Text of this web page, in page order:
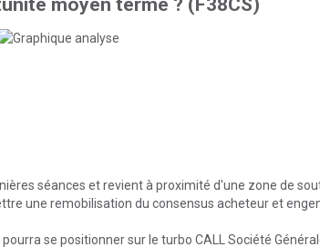
moyen terme ? (F38CS)
séances et revient à proximité d'une zone de
une remobilisation du consensus acheteur et
se positionner sur le turbo CALL Société